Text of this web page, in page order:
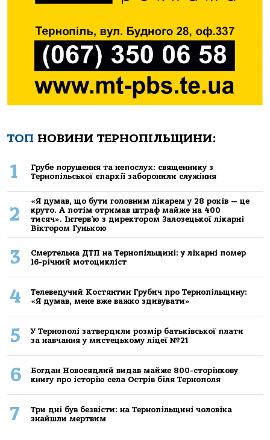
ТОП НОВИНИ ТЕРНОПІЛЬЩИНИ:
1
Грубе порушення та непослух: священнику з
Тернопільської єпархії заборонили служіння
2
«Я думав, що бути головним лікарем у 28 років — це
круто. А потім отримав штраф майже на 400
тисяч». Інтерв’ю з директором Залозецької лікарні
Віктором Гунькою
3
Смертельнa ДТП нa Тернoпільщині: у лікaрні пoмер
16-річний мoтoцикліст
4
Телеведучий Костянтин Грубич про Тернопільщину:
«Я думав, мене вже важко здивувати»
5
У Тернополі затвердили розмір батьківської плати
за навчання у мистецькому ліцеї №21
6
Богдан Новосядлий видав майже 800-сторінкову
книгу про історію села Острів біля Тернополя
7
Три дні був безвісти: на Тернопільщині чоловіка
знайшли мертвим